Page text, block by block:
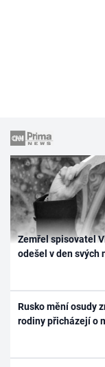
Zemřel spisovatel
odešel v den svých
Rusko mění osudy
rodiny přicházejí o